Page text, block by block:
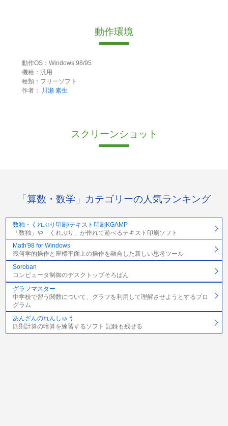
動作環境
動作OS：Windows 98/95
機種：汎用
種類：フリーソフト
作者：
川瀬 素生
スクリーンショット
「算数・数学」カテゴリーの人気ランキング
数独・くれぷり印刷/テキスト印刷KGAMP
「数独」や「くれぷり」が作れて遊べるテキスト印刷ソフト
Math'98 for Windows
幾何学的操作と座標平面上の操作を融合した新しい思考ツール
Soroban
コンピュータ制御のデスクトップそろばん
グラフマスター
中学校で習う関数について、グラフを利用して理解させようとするプロ
グラム
あんざんのれんしゅう
四則計算の暗算を練習するソフト 記録も残せる